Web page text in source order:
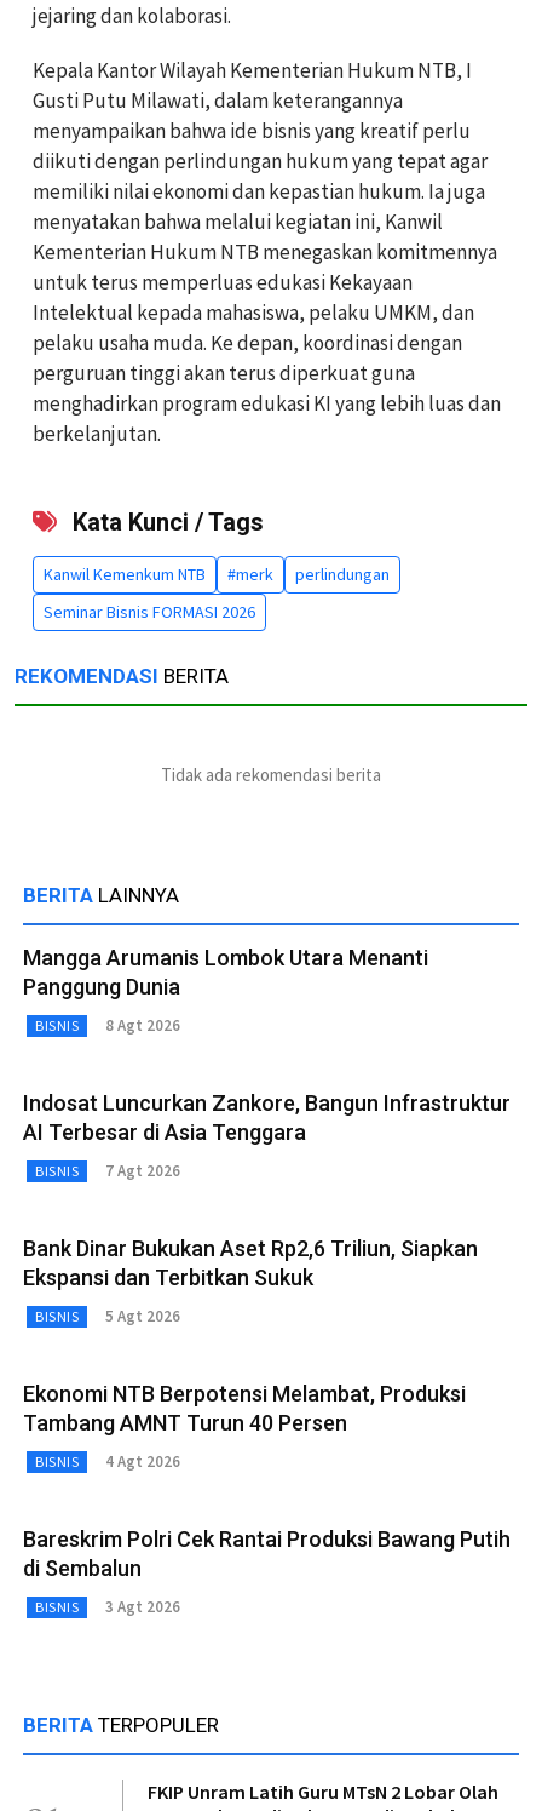
jejaring dan kolaborasi.
Kepala Kantor Wilayah Kementerian Hukum NTB, I
Gusti Putu Milawati, dalam keterangannya
menyampaikan bahwa ide bisnis yang kreatif perlu
diikuti dengan perlindungan hukum yang tepat agar
memiliki nilai ekonomi dan kepastian hukum. Ia juga
menyatakan bahwa melalui kegiatan ini, Kanwil
Kementerian Hukum NTB menegaskan komitmennya
untuk terus memperluas edukasi Kekayaan
Intelektual kepada mahasiswa, pelaku UMKM, dan
pelaku usaha muda. Ke depan, koordinasi dengan
perguruan tinggi akan terus diperkuat guna
menghadirkan program edukasi KI yang lebih luas dan
berkelanjutan.
Kata Kunci / Tags
Kanwil Kemenkum NTB #merk
perlindungan
Seminar Bisnis FORMASI 2026
REKOMENDASI BERITA
Tidak ada rekomendasi berita
BERITA LAINNYA
Mangga Arumanis Lombok Utara Menanti
Panggung Dunia
BISNIS 8 Agt 2026
Indosat Luncurkan Zankore, Bangun Infrastruktur
AI Terbesar di Asia Tenggara
BISNIS 7 Agt 2026
Bank Dinar Bukukan Aset Rp2,6 Triliun, Siapkan
Ekspansi dan Terbitkan Sukuk
BISNIS 5 Agt 2026
Ekonomi NTB Berpotensi Melambat, Produksi
Tambang AMNT Turun 40 Persen
BISNIS 4 Agt 2026
Bareskrim Polri Cek Rantai Produksi Bawang Putih
di Sembalun
BISNIS 3 Agt 2026
BERITA TERPOPULER
FKIP Unram Latih Guru MTsN 2 Lobar Olah